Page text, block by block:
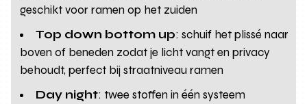
geschikt voor ramen op het zuiden
Top down bottom up: schuif het plissé naar
boven of beneden zodat je licht vangt en privacy
behoudt, perfect bij straatniveau ramen
Day night: twee stoffen in één systeem